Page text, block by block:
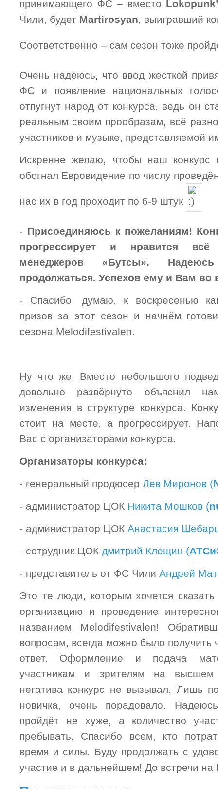
принимающего ФС – вместо
Чили, будет Martirosyan, выигравший
Соответственно – сам сезон тоже
Очень надеюсь, что ввод жесткой
ФС и появление национальных
отпугнут народ от конкурса, ведь он
реальным своим прообразам, всё
участников и музыке, представляемой
Искренне желаю, чтобы наш конкурс
обогнал Евровидение по числу
нас их в год проходит по 6-9 штук
- Присоединяюсь к пожеланиям!
прогрессирует и нравится
менеджеров «Бутсы».
продолжаться. Успехов ему и Вам во
- Спасибо, думаю, к воскресенью
призов за этот сезон и начнём
сезона Melodifestivalen.
Ну что же. Вместо небольшого
довольно развёрнуто объяснил
изменения в структуре конкурса.
стоит на месте, а прогрессирует.
Вас с организаторами конкурса.
Организаторы конкурса:
- генеральный продюсер Лев Миронов (
- администратор ЦОК Никита Мошков (
- администратор ЦОК Анастасия
- сотрудник ЦОК дмитрий Клещин (
- представитель от ФС Чили Андрей
Это те люди, которым хочется
организацию и проведение
названием Melodifestivalen!
вопросам, всегда можно было получить
ответ. Оформление и подача
участникам и зрителям на
негатива конкурс не вызывал. Лишь
новичка, очень порадовало.
пройдёт не хуже, а количество
пребывать. Спасибо всем, кто
время и силы. Буду продолжать с
участие и в дальнейшем! До встречи на